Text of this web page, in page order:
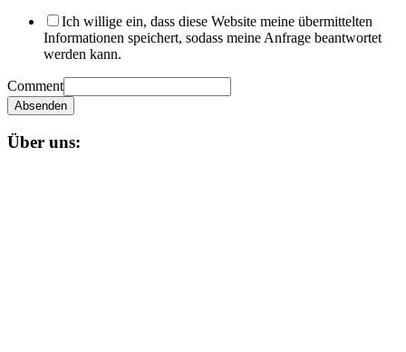
Ich willige ein, dass diese Website meine übermittelten
Informationen speichert, sodass meine Anfrage beantwortet
werden kann.
Comment
Absenden
Über uns: